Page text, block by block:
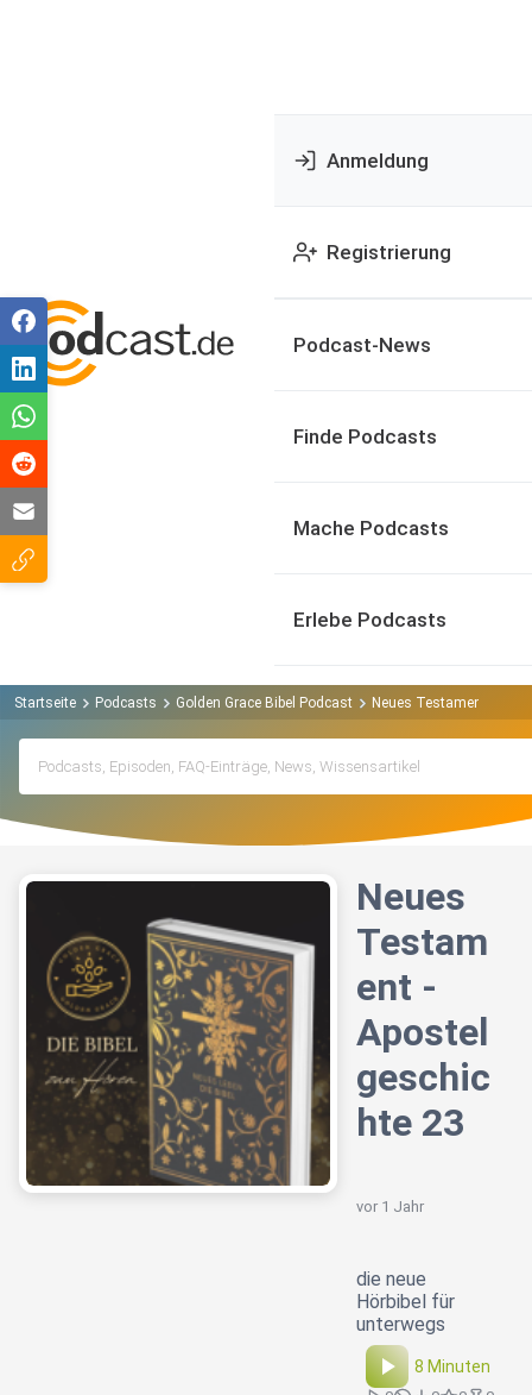
Anmeldung
Registrierung
Podcast-News
Finde Podcasts
Mache Podcasts
Erlebe Podcasts
Startseite Podcasts Golden Grace Bibel Podcast Neues Testament -
Neues
Testam
ent -
Apostel
geschic
hte 23
vor 1 Jahr
die neue
Hörbibel für
unterwegs
8 Minuten